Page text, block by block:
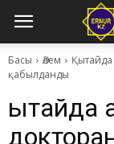
Басы Әлем
Қытайда
қабылданды
Қытайда